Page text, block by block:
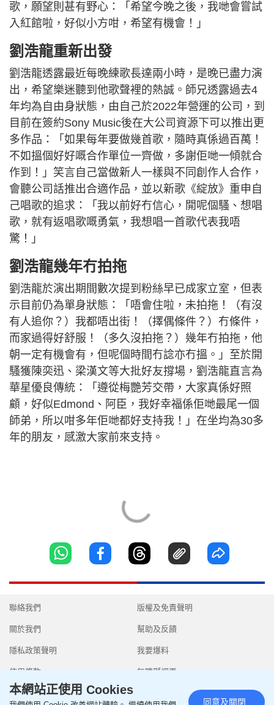
歌，願望則甚有野心：「希望今晚之後，我哋會嘗試
入紅館啦，好似小方咁，希望有機會！」
劉浩龍重新出發
劉浩龍透露最近每晚練歌長達兩小時，是晚已盡力演
出，希望樂迷聽到他歌聲裡的熱誠。師兄透露過去4
年均為自由身狀態，由自己於2022年營運的公司，到
目前在簽約Sony Music後在大公司資源下可以推出更
多作品：「如果每年要做幾首歌，隨時真係過百萬！
不如搵個好好嘅合作單位一齊做，多謝佢哋一傾就合
作到！」笑言自己當做新人一樣與不同創作人合作，
會聽公司話推出合適作品，並以新歌《綻放》重申自
己唱歌的追求：「我以前好冇信心，開呢個騷、想唱
歌，就有返唱歌嘅勇氣，我想唱一首歌代表我唔
驚！」
劉浩龍幾年冇拍拖
劉浩龍於演出期間數次提到粉絲早已成家立室，但表
示目前仍為單身狀態：「唔會住啦，未拍拖！（有沒
有人追你？）我都唔出街！（擇偶條件？）冇條件，
而家過得好舒服！（多久沒拍拖？）幾年冇拍拖，他
朝一定有機會有，但呢個時間冇諗亦冇搵。」至於開
騷獲陳奕迅、梁漢文等大批好友撐場，劉浩龍直言為
華星優良傳統：「遵從梅艷芳交帶，大家真係好照
顧，好似Edmond、阿臣，我好幸福係佢哋最尾一個
師弟，所以咁多年佢哋都好支持我！」在坐均為30多
年的朋友，感激大家前來支持。
聯絡我們
關於我們
隱私政策聲明
使用條款
版權及免責聲明
幫助及反饋
我要爆料
無障礙網頁
本網站正使用 Cookies
同意及關閉